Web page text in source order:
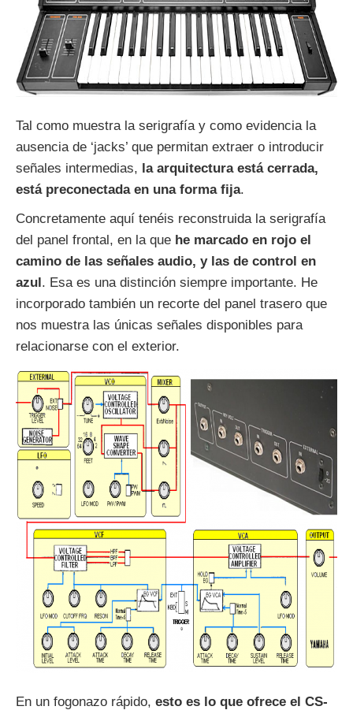
Tal como muestra la serigrafía y como evidencia la
ausencia de ‘jacks’ que permitan extraer o introducir
señales intermedias, la arquitectura está cerrada,
está preconectada en una forma fija.
Concretamente aquí tenéis reconstruida la serigrafía
del panel frontal, en la que he marcado en rojo el
camino de las señales audio, y las de control en
azul. Esa es una distinción siempre importante. He
incorporado también un recorte del panel trasero que
nos muestra las únicas señales disponibles para
relacionarse con el exterior.
En un fogonazo rápido, esto es lo que ofrece el CS-